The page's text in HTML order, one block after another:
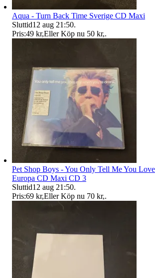
Aqua - Turn Back Time Sverige CD Maxi
Sluttid12 aug 21:50.
Pris:49 kr,Eller Köp nu 50 kr,.
Pet Shop Boys - You Only Tell Me You
Europa CD Maxi CD 3
Sluttid12 aug 21:50.
Pris:69 kr,Eller Köp nu 70 kr,.